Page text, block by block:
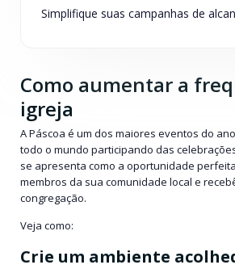
Simplifique suas campanhas de alcance para
Como aumentar a
igreja
A Páscoa é um dos maiores eventos do
todo o mundo participando das
se apresenta como a oportunidade
membros da sua comunidade local e
congregação.
Veja como:
Crie um ambiente